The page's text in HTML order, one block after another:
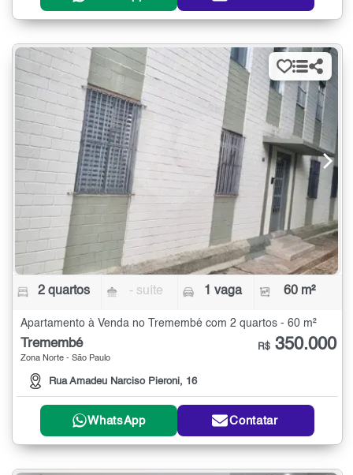
2 quartos - suíte 1 vaga 60 m²
Apartamento à Venda no Tremembé com 2 quartos - 60 m²
Tremembé
Zona Norte - São Paulo
Rua Amadeu Narciso Pieroni, 16
R$ 350.000
WhatsApp Contatar